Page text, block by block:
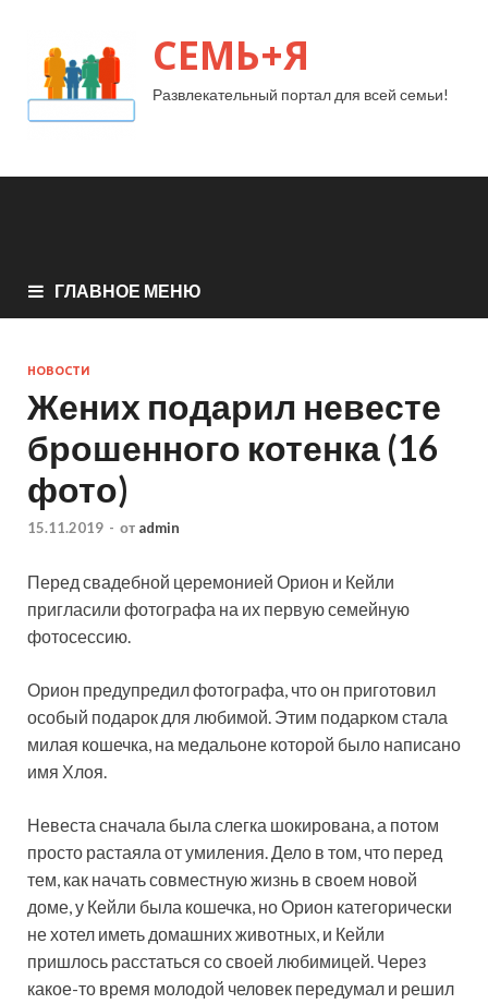
СЕМЬ+Я
Развлекательный портал для всей семьи!
ГЛАВНОЕ МЕНЮ
НОВОСТИ
Жених подарил невесте
брошенного котенка (16
фото)
15.11.2019 - от admin
Перед свадебной церемонией Орион и Кейли
пригласили фотографа на их первую семейную
фотосессию.
Орион предупредил фотографа, что он приготовил
особый подарок для любимой. Этим подарком стала
милая кошечка, на медальоне которой было написано
имя Хлоя.
Невеста сначала была слегка шокирована, а потом
просто растаяла от умиления. Дело в том, что перед
тем, как начать совместную жизнь в своем новой
доме, у Кейли была кошечка, но Орион категорически
не хотел иметь домашних животных, и Кейли
пришлось расстаться со своей любимицей. Через
какое-то время молодой человек передумал и решил